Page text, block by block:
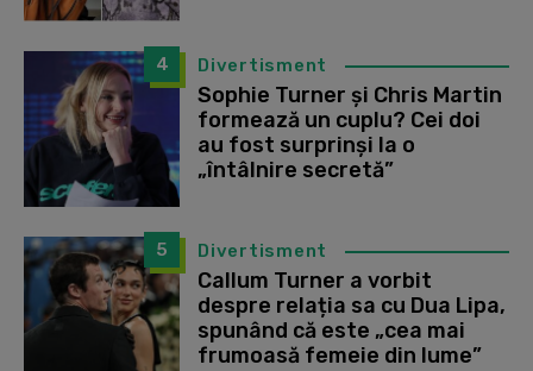
4 Divertisment
Sophie Turner și Chris Martin
formează un cuplu? Cei doi
au fost surprinși la o
„întâlnire secretă”
5 Divertisment
Callum Turner a vorbit
despre relația sa cu Dua Lipa,
spunând că este „cea mai
frumoasă femeie din lume”